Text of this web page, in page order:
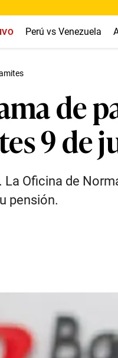
Perú vs Venezuela
de
9 de
Oficina de
pensión.